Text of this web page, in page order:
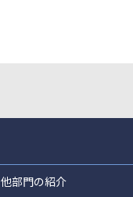
他部門の紹介